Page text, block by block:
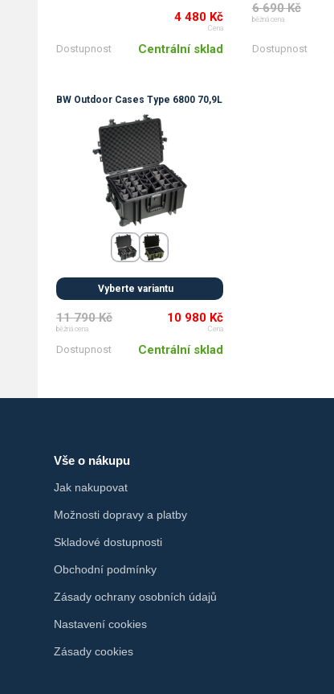
4 480 Kč
Cena
Dostupnost Centrální sklad
6 690 Kč
běžná cena
Dostupnost
BW Outdoor Cases Type 6800 70,9L
Vyberte variantu
11 790 Kč
běžná cena
10 980 Kč
Cena
Dostupnost Centrální sklad
Vše o nákupu
Jak nakupovat
Možnosti dopravy a platby
Skladové dostupnosti
Obchodní podmínky
Zásady ochrany osobních údajů
Nastavení cookies
Zásady cookies